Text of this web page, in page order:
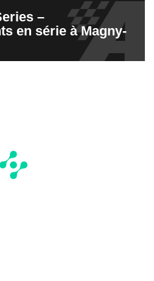
–
en série à Magny-